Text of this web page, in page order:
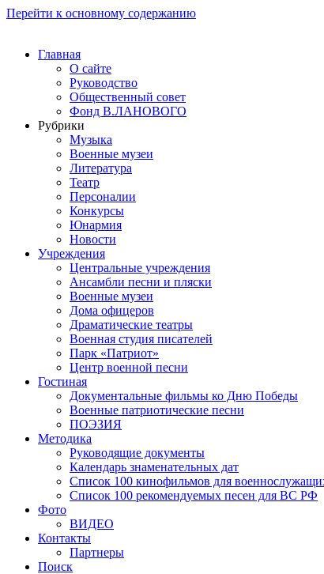
Перейти к основному содержанию
Главная
О сайте
Руководство
Общественный совет
Фонд В.ЛАНОВОГО
Рубрики
Музыка
Военные музеи
Литература
Театр
Персоналии
Конкурсы
Юнармия
Новости
Учреждения
Центральные учреждения
Ансамбли песни и пляски
Военные музеи
Дома офицеров
Драматические театры
Военная студия писателей
Парк «Патриот»
Центр военной песни
Гостиная
Документальные фильмы ко Дню Победы
Военные патриотические песни
ПОЭЗИЯ
Методика
Руководящие документы
Календарь знаменательных дат
Список 100 кинофильмов для
Список 100 рекомендуемых песен для ВС РФ
Фото
ВИДЕО
Контакты
Партнеры
Поиск